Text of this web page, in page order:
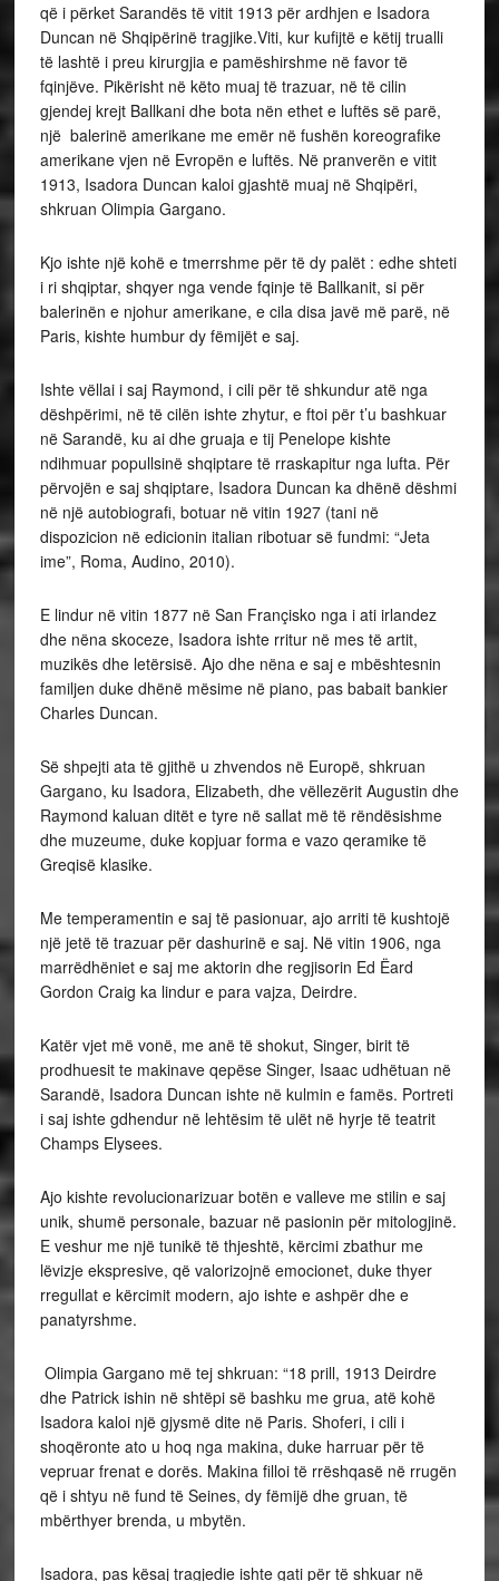
që i përket Sarandës të vitit 1913 për ardhjen e Isadora
Duncan në Shqipërinë tragjike.Viti, kur kufijtë e këtij trualli
të lashtë i preu kirurgjia e pamëshirshme në favor të
fqinjëve. Pikërisht në këto muaj të trazuar, në të cilin
gjendej krejt Ballkani dhe bota nën ethet e luftës së parë,
një balerinë amerikane me emër në fushën koreografike
amerikane vjen në Evropën e luftës. Në pranverën e vitit
1913, Isadora Duncan kaloi gjashtë muaj në Shqipëri,
shkruan Olimpia Gargano.
Kjo ishte një kohë e tmerrshme për të dy palët : edhe shteti
i ri shqiptar, shqyer nga vende fqinje të Ballkanit, si për
balerinën e njohur amerikane, e cila disa javë më parë, në
Paris, kishte humbur dy fëmijët e saj.
Ishte vëllai i saj Raymond, i cili për të shkundur atë nga
dëshpërimi, në të cilën ishte zhytur, e ftoi për t’u bashkuar
në Sarandë, ku ai dhe gruaja e tij Penelope kishte
ndihmuar popullsinë shqiptare të rraskapitur nga lufta. Për
përvojën e saj shqiptare, Isadora Duncan ka dhënë dëshmi
në një autobiografi, botuar në vitin 1927 (tani në
dispozicion në edicionin italian ribotuar së fundmi: “Jeta
ime”, Roma, Audino, 2010).
E lindur në vitin 1877 në San Françisko nga i ati irlandez
dhe nëna skoceze, Isadora ishte rritur në mes të artit,
muzikës dhe letërsisë. Ajo dhe nëna e saj e mbështesnin
familjen duke dhënë mësime në piano, pas babait bankier
Charles Duncan.
Së shpejti ata të gjithë u zhvendos në Europë, shkruan
Gargano, ku Isadora, Elizabeth, dhe vëllezërit Augustin dhe
Raymond kaluan ditët e tyre në sallat më të rëndësishme
dhe muzeume, duke kopjuar forma e vazo qeramike të
Greqisë klasike.
Me temperamentin e saj të pasionuar, ajo arriti të kushtojë
një jetë të trazuar për dashurinë e saj. Në vitin 1906, nga
marrëdhëniet e saj me aktorin dhe regjisorin Ed Ëard
Gordon Craig ka lindur e para vajza, Deirdre.
Katër vjet më vonë, me anë të shokut, Singer, birit të
prodhuesit te makinave qepëse Singer, Isaac udhëtuan në
Sarandë, Isadora Duncan ishte në kulmin e famës. Portreti
i saj ishte gdhendur në lehtësim të ulët në hyrje të teatrit
Champs Elysees.
Ajo kishte revolucionarizuar botën e valleve me stilin e saj
unik, shumë personale, bazuar në pasionin për mitologjinë.
E veshur me një tunikë të thjeshtë, kërcimi zbathur me
lëvizje ekspresive, që valorizojnë emocionet, duke thyer
rregullat e kërcimit modern, ajo ishte e ashpër dhe e
panatyrshme.
Olimpia Gargano më tej shkruan: “18 prill, 1913 Deirdre
dhe Patrick ishin në shtëpi së bashku me grua, atë kohë
Isadora kaloi një gjysmë dite në Paris. Shoferi, i cili i
shoqëronte ato u hoq nga makina, duke harruar për të
vepruar frenat e dorës. Makina filloi të rrëshqasë në rrugën
që i shtyu në fund të Seines, dy fëmijë dhe gruan, të
mbërthyer brenda, u mbytën.
Isadora, pas kësaj tragjedie ishte gati për të shkuar në